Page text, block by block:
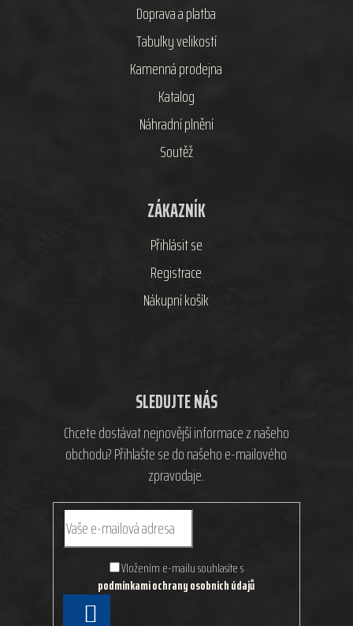
Doprava a platba
Tabulky velikostí
Kamenná prodejna
Katalog
Náhradní plnění
Soutěž
ZÁKAZNÍK
Přihlásit se
Registrace
Nákupní košík
SLEDUJTE NÁS
Chcete dostávat nejnovější informace z našeho
obchodu? Přihlašte se do našeho e-mailového
zpravodaje.
Vložením e-mailu souhlasíte s
podmínkami ochrany osobních údajů